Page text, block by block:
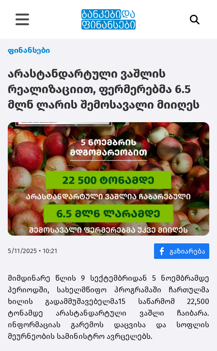
ფინანსები
არასტანდარტული ვაშლის
რეალიზაციით, ფერმერებმა 6.5
მლნ ლარის შემოსავალი მიიღეს
5/11/2025 • 10:21
მიმდინარე წლის 9 სექტემბრიდან 5 ნოემბრამდე
პერიოდში, სახელმწიფო პროგრამაში ჩართულმა
ხილის გადამმუშავებელმა15 საწარმომ 22,500
ტონამდე არასტანდარტული ვაშლი ჩაიბარა.
ინფორმაციას გარემოს დაცვისა და სოფლის
მეურნეობის სამინისტრო ავრცელებს.